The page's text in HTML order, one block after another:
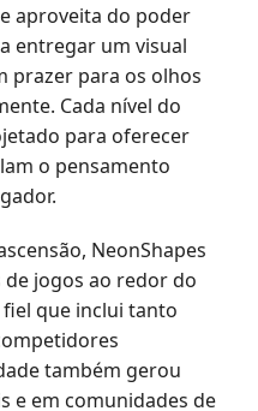
aproveita do poder
entregar um visual
prazer para os olhos
Cada nível do
para oferecer
o pensamento
NeonShapes
jogos ao redor do
que inclui tanto
também gerou
e em comunidades de